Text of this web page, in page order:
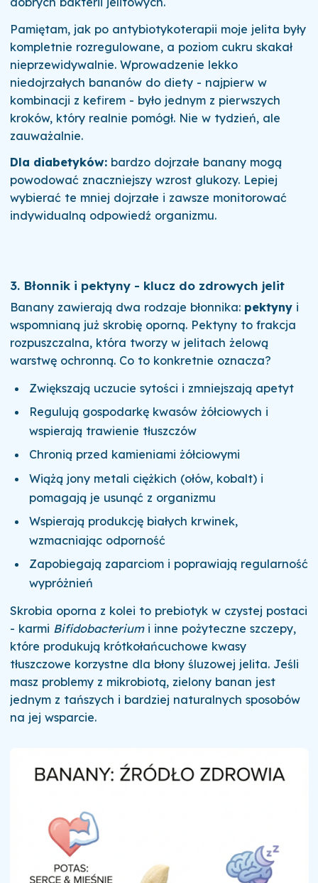
Pamiętam, jak po antybiotykoterapii moje jelita były
kompletnie rozregulowane, a poziom cukru skakał
nieprzewidywalnie. Wprowadzenie lekko
niedojrzałych bananów do diety - najpierw w
kombinacji z kefirem - było jednym z pierwszych
kroków, który realnie pomógł. Nie w tydzień, ale
zauważalnie.
Dla diabetyków:bardzo dojrzałe banany mogą
powodować znaczniejszy wzrost glukozy. Lepiej
wybierać te mniej dojrzałe i zawsze monitorować
indywidualną odpowiedź organizmu.
3. Błonnik i pektyny - klucz do zdrowych jelit
Banany zawierają dwa rodzaje błonnika: pektynyi
wspomnianą już skrobię oporną. Pektyny to frakcja
rozpuszczalna, która tworzy w jelitach żelową
warstwę ochronną. Co to konkretnie oznacza?
Zwiększają uczucie sytości i zmniejszają apetyt
Regulują gospodarkę kwasów żółciowych i
wspierają trawienie tłuszczów
Chronią przed kamieniami żółciowymi
Wiążą jony metali ciężkich (ołów, kobalt) i
pomagają je usunąć z organizmu
Wspierają produkcję białych krwinek,
wzmacniając odporność
Zapobiegają zaparciom i poprawiają regularność
wypróżnień
Skrobia oporna z kolei to prebiotyk w czystej postaci
- karmi Bifidobacteriumi inne pożyteczne szczepy,
które produkują krótkołańcuchowe kwasy
tłuszczowe korzystne dla błony śluzowej jelita. Jeśli
masz problemy z mikrobiotą, zielony banan jest
jednym z tańszych i bardziej naturalnych sposobów
na jej wsparcie.